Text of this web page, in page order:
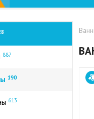
887
190
613